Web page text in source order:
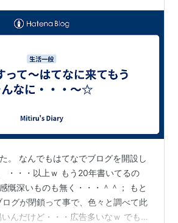
。 なんでもはてなでブログを開設し
・・・以上ｗ もう20年書いてるの
慨深いものも無く・・・＾＾； もと
ログが閉鎖って事で、色々と調べて此
んだけど・・・広告多いなｗ でも今